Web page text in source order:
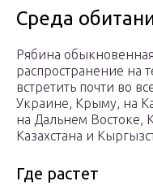
Среда
Рябина
распространение на
встретить почти во
Украине, Крыму, на
на Дальнем Востоке,
Казахстана и
Где растет